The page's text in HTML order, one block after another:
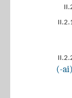
(-ai)